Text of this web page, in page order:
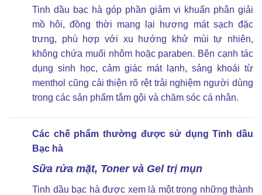
Tinh dầu bạc hà góp phần giảm vi khuẩn phân giải
mồ hôi, đồng thời mang lại hương mát sạch đặc
trưng, phù hợp với xu hướng khử mùi tự nhiên,
không chứa muối nhôm hoặc paraben. Bên cạnh tác
dụng sinh học, cảm giác mát lạnh, sảng khoái từ
menthol cũng cải thiện rõ rệt trải nghiệm người dùng
trong các sản phẩm tắm gội và chăm sóc cá nhân.
Các chế phẩm thường được sử dụng Tinh dầu
Bạc hà
Sữa rửa mặt, Toner và Gel trị mụn
Tinh dầu bạc hà được xem là một trong những thành